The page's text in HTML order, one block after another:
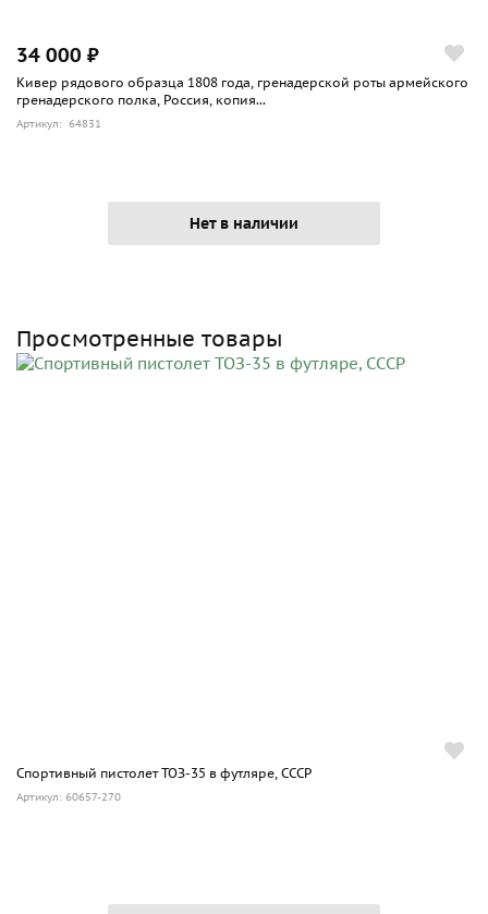
34 000 ₽
Кивер рядового образца 1808 года, гренадерской роты армейского
гренадерского полка, Россия, копия...
Артикул: 64831
Нет в наличии
Просмотренные товары
Спортивный пистолет ТОЗ-35 в футляре, СССР
Артикул: 60657-270